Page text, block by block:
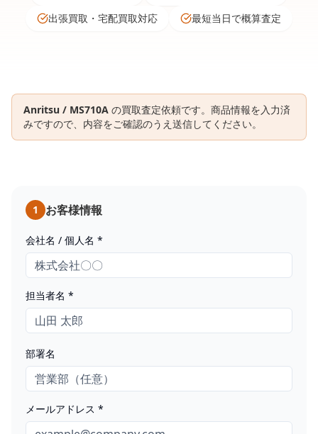
出張買取・宅配買取対応
最短当日で概算査定
Anritsu / MS710A の買取査定依頼です。商品情報を入力済
みですので、内容をご確認のうえ送信してください。
1 お客様情報
会社名 / 個人名 *
担当者名 *
部署名
メールアドレス *